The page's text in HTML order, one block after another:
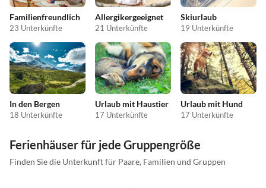
Familienfreundlich
23 Unterkünfte
Allergikergeeignet
21 Unterkünfte
Skiurlaub
19 Unterkünfte
In den Bergen
18 Unterkünfte
Urlaub mit Haustier
17 Unterkünfte
Urlaub mit Hund
17 Unterkünfte
Ferienhäuser für jede Gruppengröße
Finden Sie die Unterkunft für Paare, Familien und Gruppen